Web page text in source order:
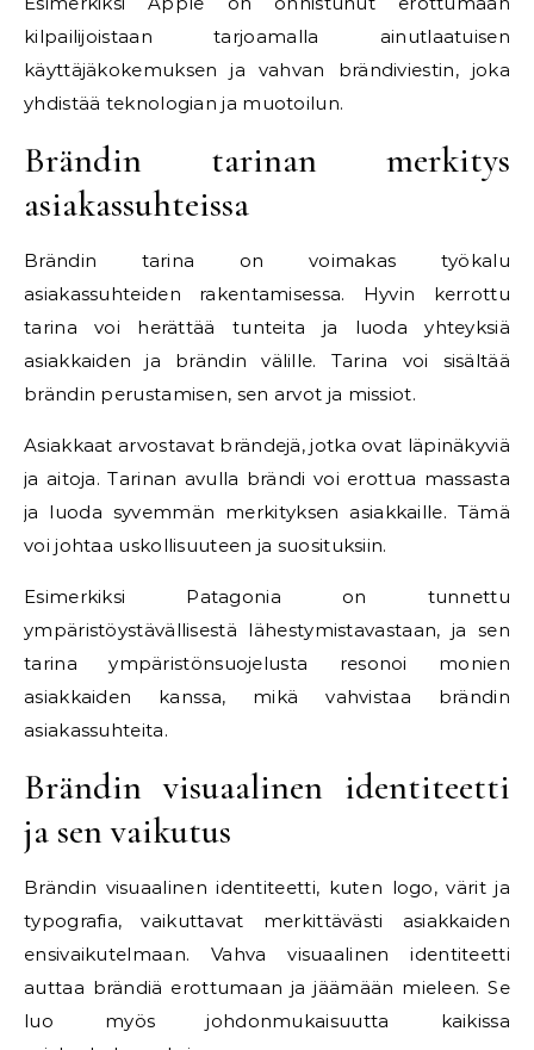
kilpailijoistaan tarjoamalla ainutlaatuisen
käyttäjäkokemuksen ja vahvan brändiviestin, joka
yhdistää teknologian ja muotoilun.
Brändin tarinan merkitys
asiakassuhteissa
Brändin tarina on voimakas työkalu
asiakassuhteiden rakentamisessa. Hyvin kerrottu
tarina voi herättää tunteita ja luoda yhteyksiä
asiakkaiden ja brändin välille. Tarina voi sisältää
brändin perustamisen, sen arvot ja missiot.
Asiakkaat arvostavat brändejä, jotka ovat läpinäkyviä
ja aitoja. Tarinan avulla brändi voi erottua massasta
ja luoda syvemmän merkityksen asiakkaille. Tämä
voi johtaa uskollisuuteen ja suosituksiin.
Esimerkiksi Patagonia on tunnettu
ympäristöystävällisestä lähestymistavastaan, ja sen
tarina ympäristönsuojelusta resonoi monien
asiakkaiden kanssa, mikä vahvistaa brändin
asiakassuhteita.
Brändin visuaalinen identiteetti
ja sen vaikutus
Brändin visuaalinen identiteetti, kuten logo, värit ja
typografia, vaikuttavat merkittävästi asiakkaiden
ensivaikutelmaan. Vahva visuaalinen identiteetti
auttaa brändiä erottumaan ja jäämään mieleen. Se
luo myös johdonmukaisuutta kaikissa